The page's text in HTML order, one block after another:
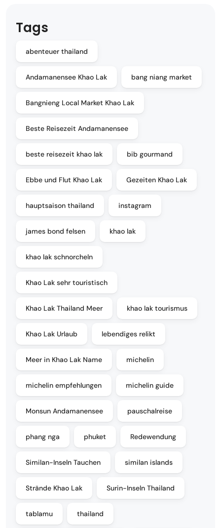
Tags
abenteuer thailand
Andamanensee Khao Lak bang niang market
Bangnieng Local Market Khao Lak
Beste Reisezeit Andamanensee
beste reisezeit khao lak bib gourmand
Ebbe und Flut Khao Lak Gezeiten Khao Lak
hauptsaison thailand instagram
james bond felsen khao lak
khao lak schnorcheln
Khao Lak sehr touristisch
Khao Lak Thailand Meer khao lak tourismus
Khao Lak Urlaub lebendiges relikt
Meer in Khao Lak Name michelin
michelin empfehlungen michelin guide
Monsun Andamanensee pauschalreise
phang nga phuket Redewendung
Similan-Inseln Tauchen similan islands
Strände Khao Lak Surin-Inseln Thailand
tablamu thailand